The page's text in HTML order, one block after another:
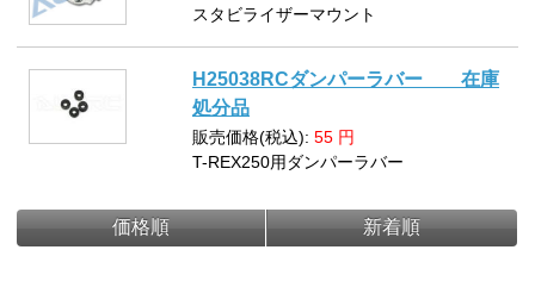
スタビライザーマウント
H25038RCダンパーラバー 在庫
処分品
販売価格(税込): 55 円
T-REX250用ダンパーラバー
価格順 新着順